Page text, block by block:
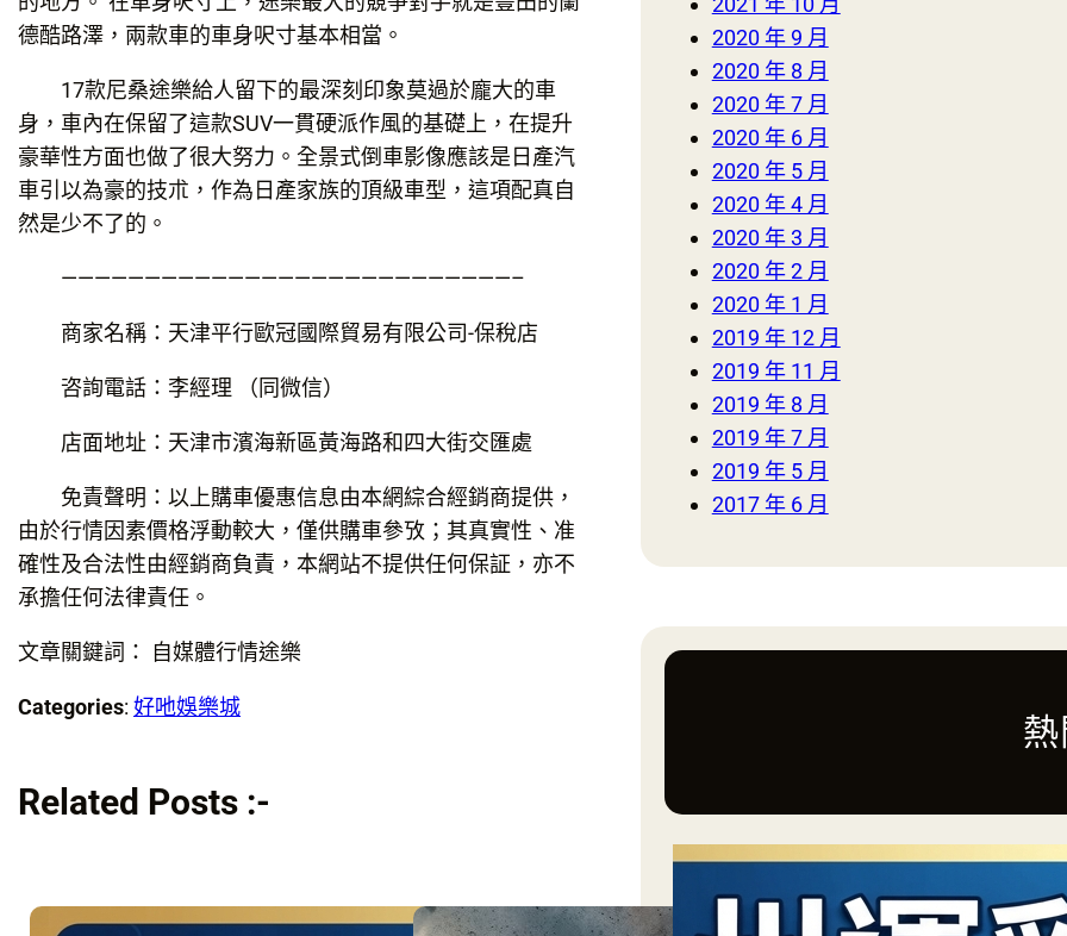
德酷路澤，兩款車的車身呎寸基本相當。
17款尼桑途樂給人留下的最深刻印象莫過於龐大的車
身，車內在保留了這款SUV一貫硬派作風的基礎上，在提升
豪華性方面也做了很大努力。全景式倒車影像應該是日產汽
車引以為豪的技朮，作為日產家族的頂級車型，這項配真自
然是少不了的。
———————————————————————————–
商家名稱：天津平行歐冠國際貿易有限公司-保稅店
咨詢電話：李經理 （同微信）
店面地址：天津市濱海新區黃海路和四大街交匯處
免責聲明：以上購車優惠信息由本網綜合經銷商提供，
由於行情因素價格浮動較大，僅供購車參攷；其真實性、准
確性及合法性由經銷商負責，本網站不提供任何保証，亦不
承擔任何法律責任。
文章關鍵詞： 自媒體行情途樂
Categories:好吔娛樂城
Related Posts :-
2020 年 9 月
2020 年 8 月
2020 年 7 月
2020 年 6 月
2020 年 5 月
2020 年 4 月
2020 年 3 月
2020 年 2 月
2020 年 1 月
2019 年 12 月
2019 年 11 月
2019 年 8 月
2019 年 7 月
2019 年 5 月
2017 年 6 月